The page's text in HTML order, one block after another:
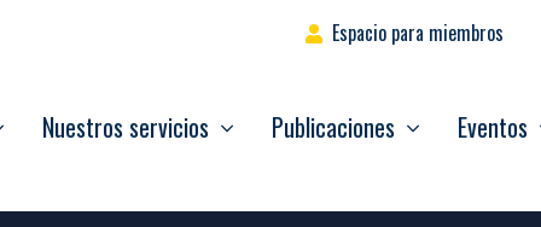
Espacio para miembros
Nuestros servicios Publicaciones Eventos